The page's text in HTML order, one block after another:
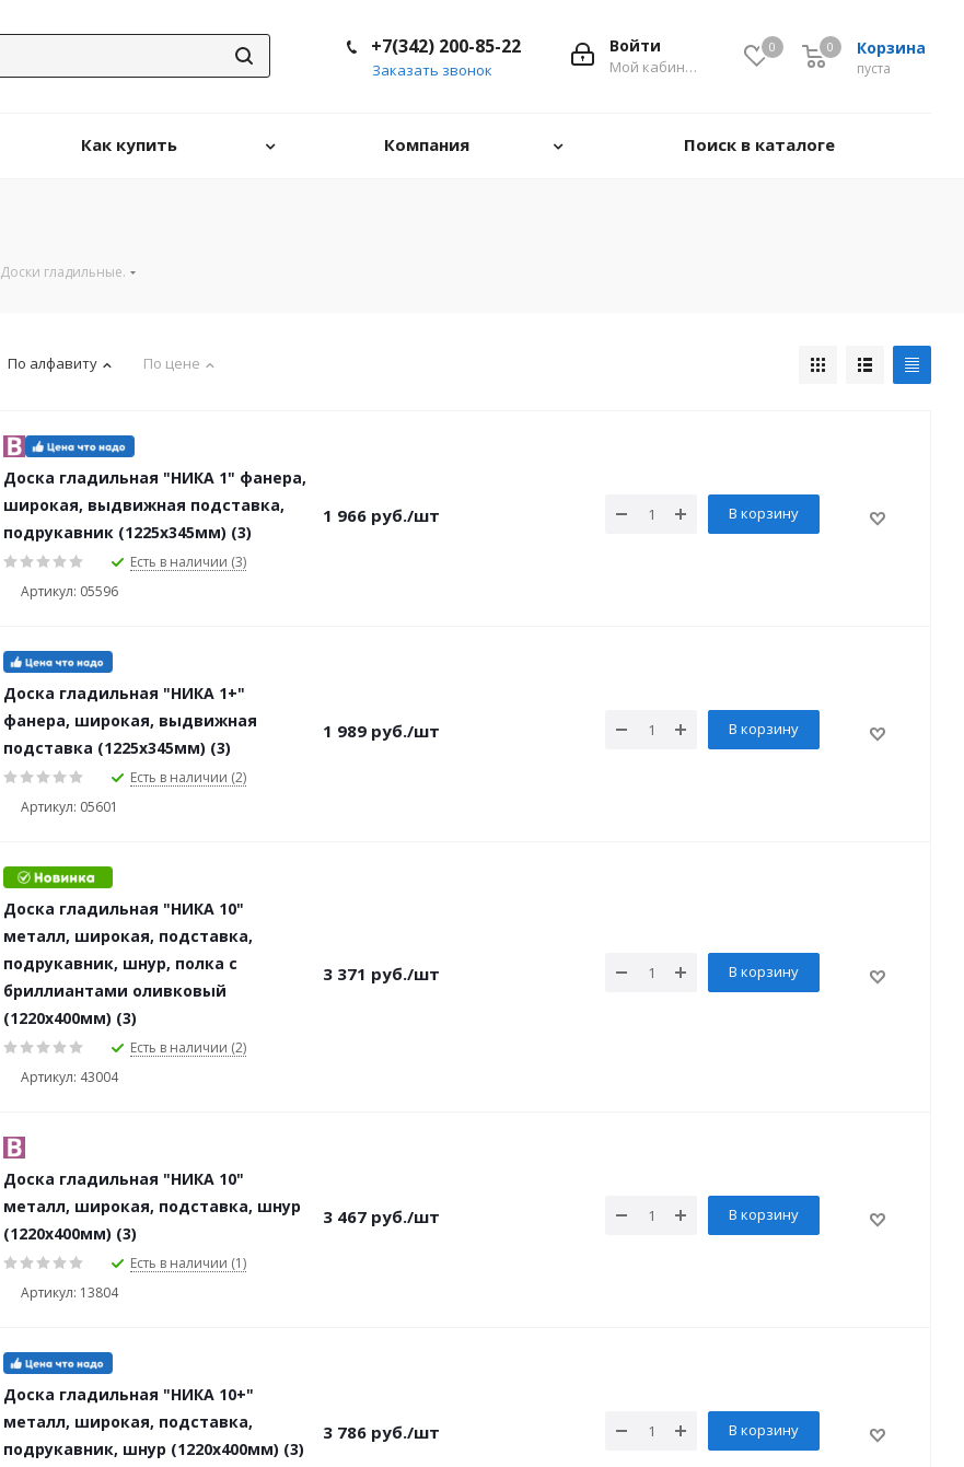
0 Корзина
0
пуста
0
Войти
Мой кабинет
+7(342) 200-85-22
Заказать звонок
Как купить Компания Поиск в каталоге
Доски гладильные.
По алфавиту По цене
Доска гладильная "НИКА 1" фанера,
широкая, выдвижная подставка,
подрукавник (1225х345мм) (3)
Есть в наличии (3)
Артикул: 05596
1 966 руб./шт В корзину
Доска гладильная "НИКА 1+"
фанера, широкая, выдвижная
подставка (1225х345мм) (3)
Есть в наличии (2)
Артикул: 05601
1 989 руб./шт В корзину
Доска гладильная "НИКА 10"
металл, широкая, подставка,
подрукавник, шнур, полка с
бриллиантами оливковый
(1220х400мм) (3)
Есть в наличии (2)
Артикул: 43004
3 371 руб./шт В корзину
Доска гладильная "НИКА 10"
металл, широкая, подставка, шнур
(1220х400мм) (3)
Есть в наличии (1)
Артикул: 13804
3 467 руб./шт В корзину
Доска гладильная "НИКА 10+"
металл, широкая, подставка,
подрукавник, шнур (1220х400мм) (3)
3 786 руб./шт В корзину